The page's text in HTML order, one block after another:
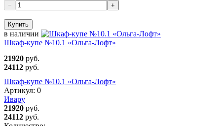
− +
Купить
в наличии
Шкаф-купе №10.1 «Ольга-Лофт»
21920 руб.
24112 руб.
Шкаф-купе №10.1 «Ольга-Лофт»
Артикул: 0
Ивару
21920 руб.
24112 руб.